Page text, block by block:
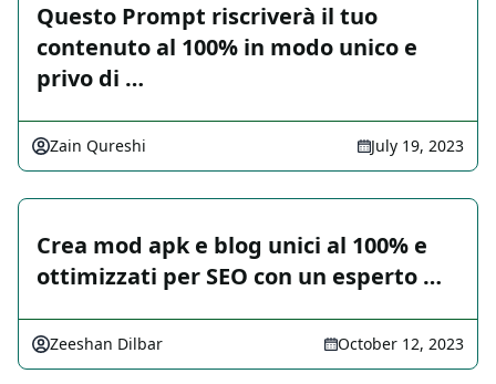
Questo Prompt riscriverà il tuo
contenuto al 100% in modo unico e
privo di …
Zain Qureshi July 19, 2023
Crea mod apk e blog unici al 100% e
ottimizzati per SEO con un esperto …
Zeeshan Dilbar October 12, 2023